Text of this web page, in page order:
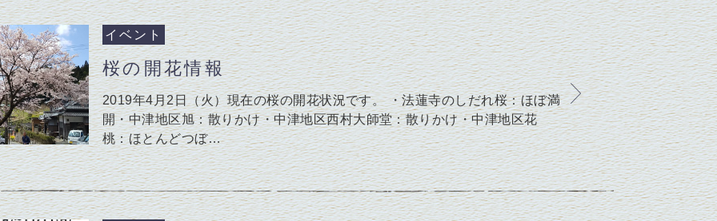
イベント
桜の開花情報
2019年4月2日（火）現在の桜の開花状況です。 ・法蓮寺のしだれ桜：ほぼ満
開・中津地区旭：散りかけ・中津地区西村大師堂：散りかけ・中津地区花
桃：ほとんどつぼ…